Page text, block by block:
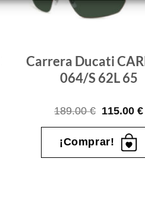
Carrera Ducati
064/S 62L 65
189.00€ El
original
era:
189.00 €.
115.00€
¡Comprar!